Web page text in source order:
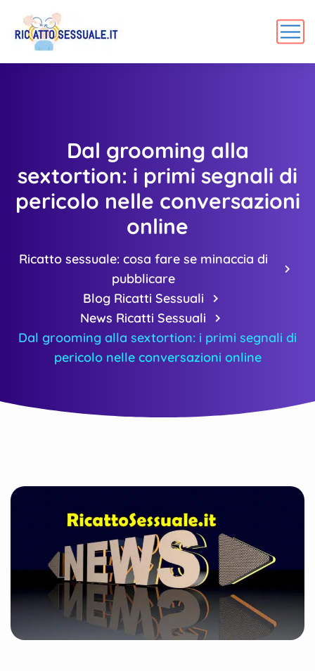
Dal grooming alla
sextortion: i primi segnali di
pericolo nelle conversazioni
online
Ricatto sessuale: cosa fare se minaccia di
pubblicare
Blog Ricatti Sessuali
News Ricatti Sessuali
Dal grooming alla sextortion: i primi segnali di
pericolo nelle conversazioni online